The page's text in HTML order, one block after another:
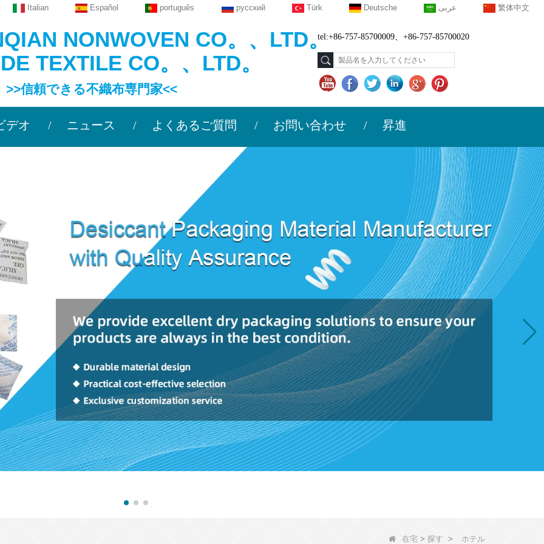
Italian Español português русский Türk Deutsche عربى 繁体中文
NONWOVEN CO。、LTD。
TEXTILE CO。、LTD。
できる不織布専門家<<
tel:+86-757-85700009、+86-757-85700020
デオ ニュース よくあるご質問 お問い合わせ 昇進
在宅 > 探す > ホテル